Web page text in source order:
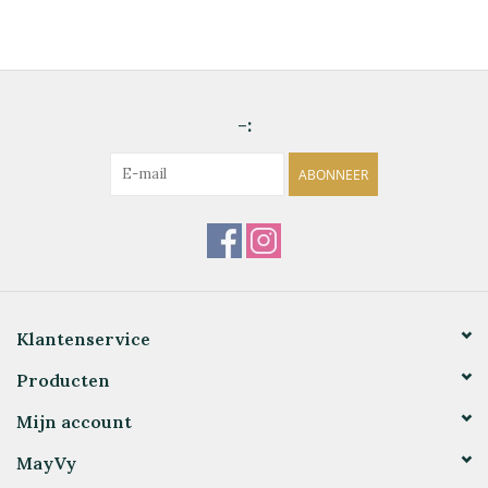
-:
ABONNEER
Klantenservice
Producten
Mijn account
MayVy